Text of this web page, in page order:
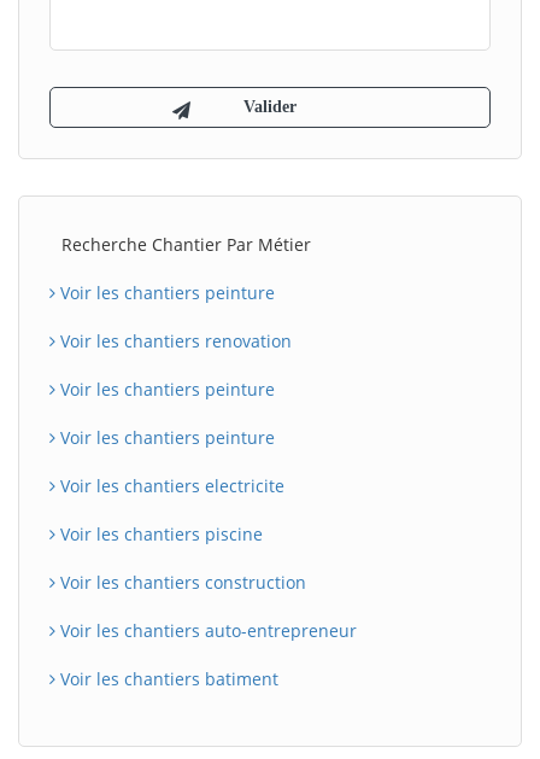
Recherche Chantier Par Métier
Voir les chantiers peinture
Voir les chantiers renovation
Voir les chantiers peinture
Voir les chantiers peinture
Voir les chantiers electricite
Voir les chantiers piscine
Voir les chantiers construction
Voir les chantiers auto-entrepreneur
Voir les chantiers batiment